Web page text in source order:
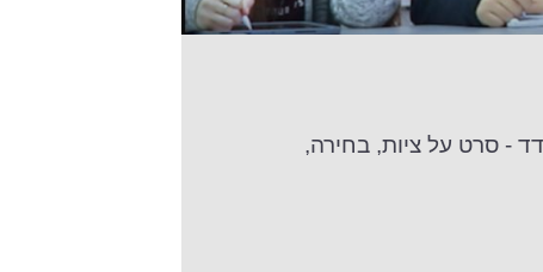
- סרט על ציות, בחירה,